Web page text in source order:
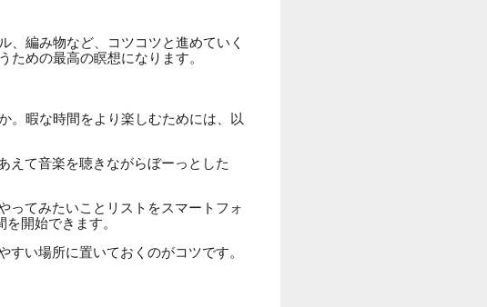
、編み物など、コツコツと進めていく
めの最高の瞑想になります。
。暇な時間をより楽しむためには、以
えて音楽を聴きながらぼーっとした
ってみたいことリストをスマートフォ
開始できます。
い場所に置いておくのがコツです。